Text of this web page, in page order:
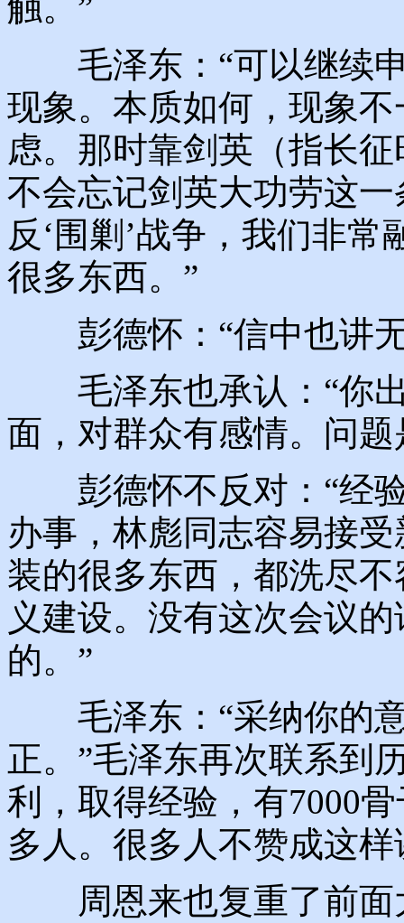
触。”
毛泽东：“可以继续申
现象。本质如何，现象
虑。那时靠剑英（指长
不会忘记剑英大功劳这
反‘围剿’战争，我们非
很多东西。”
彭德怀：“信中也讲无
毛泽东也承认：“你出
面，对群众有感情。问
彭德怀不反对：“经验
办事，林彪同志容易接
装的很多东西，都洗尽
义建设。没有这次会议
的。”
毛泽东：“采纳你的意
正。”毛泽东再次联系到
利，取得经验，有7000
多人。很多人不赞成这
周恩来也复重了前面